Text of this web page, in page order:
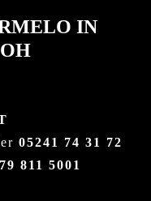
IN
05241 74 31 72
811 5001